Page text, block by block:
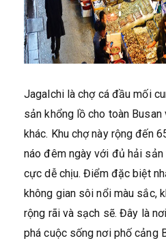
Jagalchi là chợ cá đầu mối
sản khổng lồ cho toàn Busan
khác. Khu chợ này rộng đến
náo đêm ngày với đủ hải
cực dễ chịu. Điểm đặc biệt
không gian sôi nổi màu sắc,
rộng rãi và sạch sẽ. Đây là
phá cuộc sống nơi phố cảng